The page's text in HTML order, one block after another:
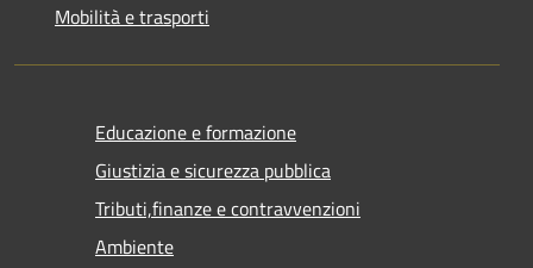
Mobilità e trasporti
Educazione e formazione
Giustizia e sicurezza pubblica
Tributi,finanze e contravvenzioni
Ambiente